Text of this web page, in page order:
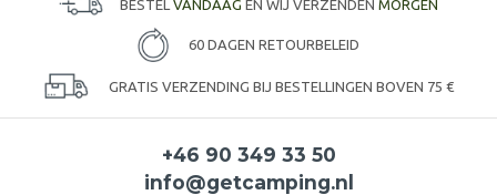
BESTEL VANDAAG EN WIJ VERZENDEN MORGEN
60 DAGEN RETOURBELEID
GRATIS VERZENDING BIJ BESTELLINGEN BOVEN 75 €
+46 90 349 33 50
info@getcamping.nl